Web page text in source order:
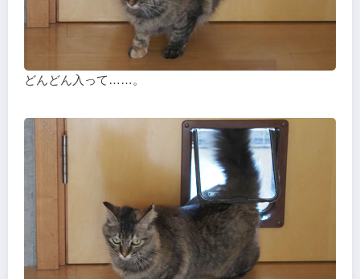
どんどん入って……。